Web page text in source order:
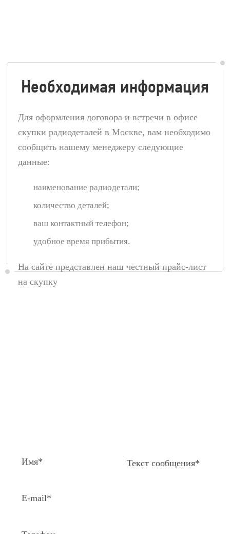
Необходимая информация
Для оформления договора и встречи в офисе
скупки радиодеталей в Москве, вам необходимо
сообщить нашему менеджеру следующие
данные:
наименование радиодетали;
количество деталей;
ваш контактный телефон;
удобное время прибытия.
На сайте представлен наш честный прайс-лист
на скупку